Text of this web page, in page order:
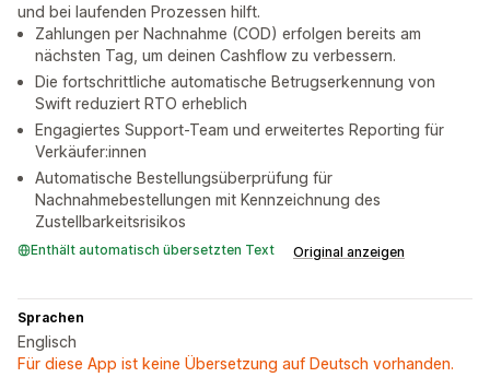
und bei laufenden Prozessen hilft.
Zahlungen per Nachnahme (COD) erfolgen bereits am
nächsten Tag, um deinen Cashflow zu verbessern.
Die fortschrittliche automatische Betrugserkennung von
Swift reduziert RTO erheblich
Engagiertes Support-Team und erweitertes Reporting für
Verkäufer:innen
Automatische Bestellungsüberprüfung für
Nachnahmebestellungen mit Kennzeichnung des
Zustellbarkeitsrisikos
Enthält automatisch übersetzten Text Original anzeigen
Sprachen
Englisch
Für diese App ist keine Übersetzung auf Deutsch vorhanden.